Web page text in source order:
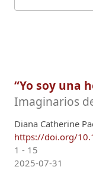
“Yo soy una
Imaginarios
Diana Catherine
https://doi.org/
1 - 15
2025-07-31